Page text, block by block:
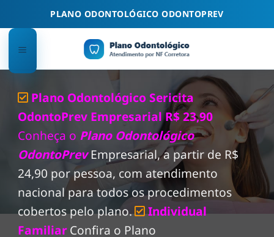
PLANO ODONTOLÓGICO ODONTOPREV
Plano Odontológico Sericita
OdontoPrev Empresarial R$ 23,90
Conheça o Plano Odontológico
OdontoPrev Empresarial, a partir de R$
24,90 por pessoa, com atendimento
nacional para todos os procedimentos
cobertos pelo plano.
Individual
FamiliarConfira o Plano